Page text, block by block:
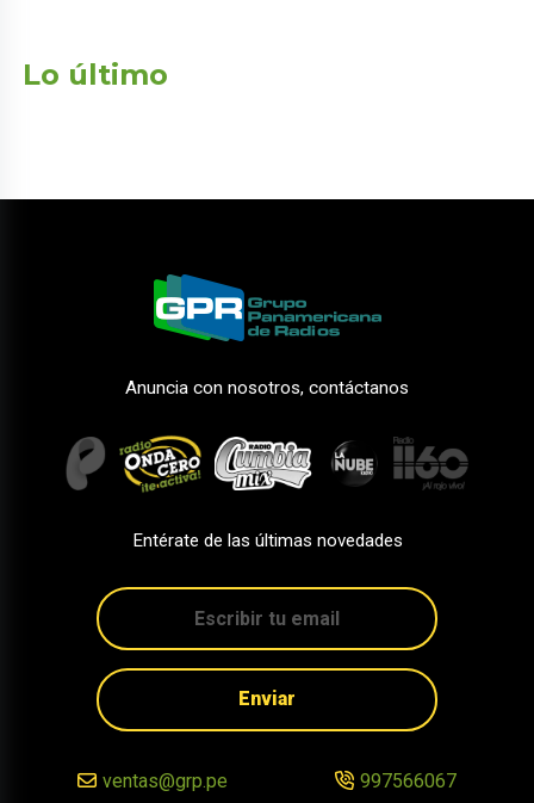
Lo último
Anuncia con nosotros, contáctanos
Entérate de las últimas novedades
Enviar
ventas@grp.pe 997566067